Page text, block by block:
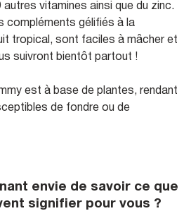
autres vitamines ainsi que du zinc.
compléments gélifiés à la
tropical, sont faciles à mâcher et
suivront bientôt partout !
est à base de plantes, rendant
de fondre ou de
envie de savoir ce que
signifier pour vous ?